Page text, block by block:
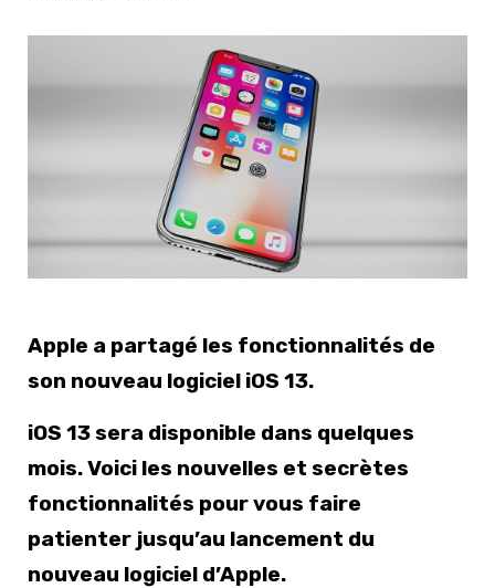
Apple a partagé les fonctionnalités de
son nouveau logiciel iOS 13.
iOS 13 sera disponible dans quelques
mois. Voici les nouvelles et secrètes
fonctionnalités pour vous faire
patienter jusqu’au lancement du
nouveau logiciel d’Apple.